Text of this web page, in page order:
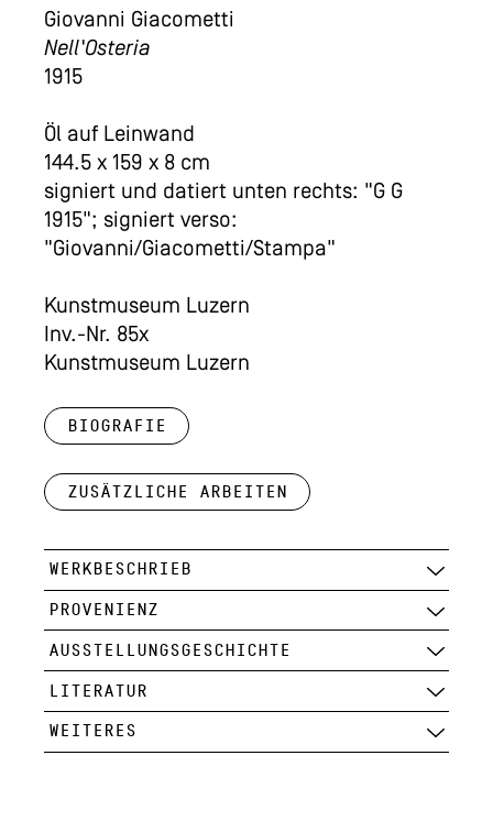
Giovanni Giacometti
Nell'Osteria
1915
Öl auf Leinwand
144.5 x 159 x 8 cm
signiert und datiert unten rechts: "G G
1915"; signiert verso:
"Giovanni/Giacometti/Stampa"
Kunstmuseum Luzern
Inv.-Nr. 85x
Kunstmuseum Luzern
Biografie
Zusätzliche Arbeiten
WERKBESCHRIEB
PROVENIENZ
AUSSTELLUNGSGESCHICHTE
LITERATUR
WEITERES